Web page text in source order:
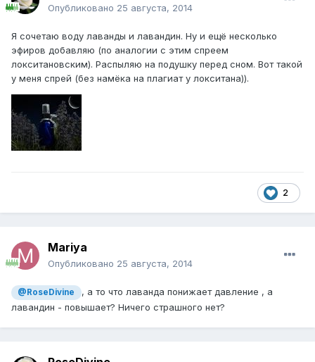
Опубликовано 25 августа, 2014
Я сочетаю воду лаванды и лавандин. Ну и ещё несколько
эфиров добавляю (по аналогии с этим спреем
локситановским). Распыляю на подушку перед сном. Вот такой
у меня спрей (без намёка на плагиат у локситана)).
2
Mariya
Опубликовано 25 августа, 2014
@RoseDivine
, а то что лаванда понижает давление , а
лавандин - повышает? Ничего страшного нет?